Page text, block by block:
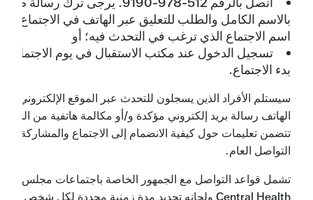
بالاسم الكامل والطلب للتعليق عبر الهاتف في الاجتماع؛ مع
اسم الاجتماع الذي ترغب في التحدث فيه؛ أو
تسجيل الدخول عند مكتب الاستقبال في يوم الاجتماع،
بدء الاجتماع.
سيستلم الأفراد الذين يسجلون للتحدث عبر الموقع الإلكتروني أو
الهاتف رسالة بريد إلكتروني مؤكدة و/أو مكالمة هاتفية من
تتضمن تعليمات حول كيفية الانضمام إلى الاجتماع والمشاركة في
التواصل العام.
تشمل قواعد التواصل مع الجمهور الخاصة باجتماعات مجلس
Central Health ولجانه تحديد مدة زمنية محددة لكل شخص